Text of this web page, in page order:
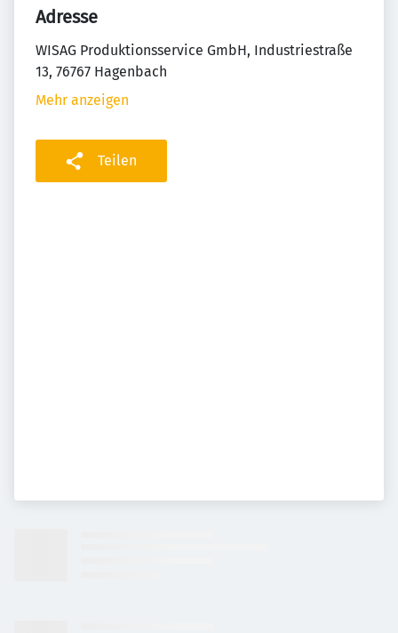
Adresse
WISAG Produktionsservice GmbH, Industriestraße
13, 76767 Hagenbach
Mehr anzeigen
Teilen